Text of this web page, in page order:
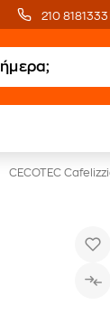
210 8181333
CECOTEC